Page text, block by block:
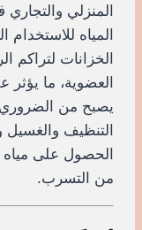
المنزلي
المياه
الخزانات لتراكم
العضوية، ما يؤثر
يصبح من
التنظيف والغسيل
الحصول على مياه
من التسرب.